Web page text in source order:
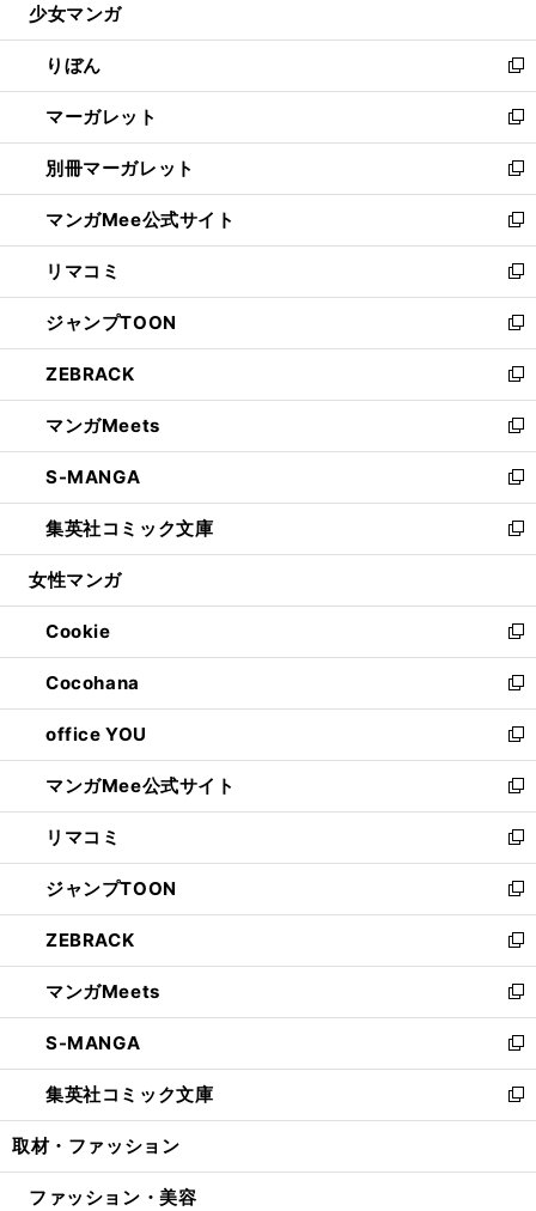
開
く
ウ
で
開
く
ン
ド
ウ
で
開
く
ウ
ィ
ン
ド
ウ
で
開
く
少女マンガ
りぼん
新
し
い
ウ
ィ
ン
ド
ウ
で
開
く
マーガレット
新
し
い
ウ
ィ
ン
ド
ウ
で
開
く
別冊マーガレット
新
し
い
ウ
ィ
ン
ド
ウ
で
開
く
マンガMee公式サイト
新
し
い
ウ
ィ
ン
ド
ウ
で
開
く
リマコミ
新
し
い
ウ
ィ
ン
ド
ウ
で
開
く
ジャンプTOON
新
し
い
ウ
ィ
ン
ド
ウ
で
開
ZEBRACK
新
し
い
ウ
ィ
ン
ド
ウ
開
く
マンガMeets
新
し
い
ウ
ィ
ン
ウ
で
開
く
S-MANGA
新
し
い
ウ
ン
ド
ウ
で
開
く
集英社コミック文庫
新
し
ウ
ィ
ン
ド
ウ
で
開
く
女性マンガ
Cookie
新
し
い
ウ
ィ
ン
ド
ウ
で
開
く
Cocohana
新
し
い
ウ
ィ
ン
ド
ウ
で
開
く
office YOU
新
し
い
ウ
ィ
ン
ド
ウ
で
開
く
マンガMee公式サイト
新
し
い
ウ
ィ
ン
ド
ウ
で
開
く
リマコミ
新
し
い
ウ
ィ
ン
ド
ウ
で
開
く
ジャンプTOON
新
し
い
ウ
ィ
ン
ド
ウ
で
開
ZEBRACK
新
し
い
ウ
ィ
ン
ド
ウ
開
マンガMeets
新
し
い
ウ
ィ
ン
ウ
S-MANGA
新
し
い
ウ
ン
集英社コミック文庫
新
し
ウ
取材・ファッション
ファッション・美容